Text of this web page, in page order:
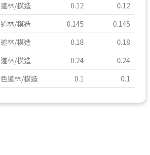
道林/模造 0.12
0.12
道林/模造 0.145
0.145
道林/模造 0.18
0.18
道林/模造 0.24
0.24
色道林/模造 0.1 0.1